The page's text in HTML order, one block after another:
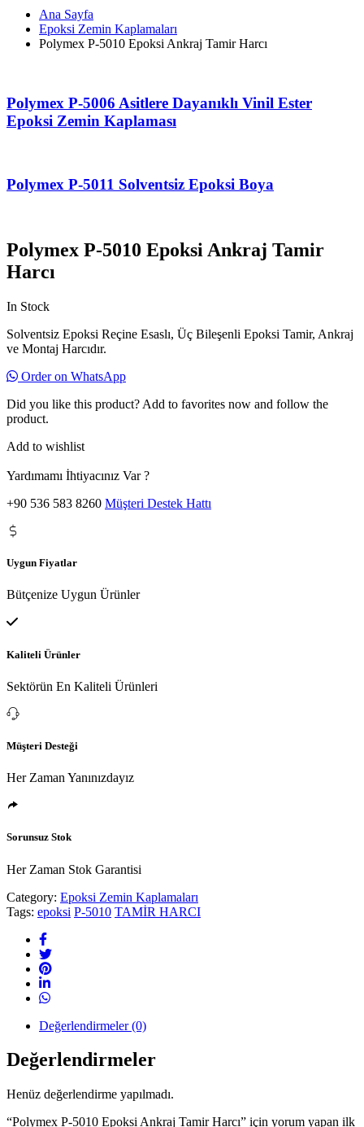
Ana Sayfa
Epoksi Zemin Kaplamaları
Polymex P-5010 Epoksi Ankraj Tamir Harcı
Polymex P-5006 Asitlere Dayanıklı Vinil Ester
Epoksi Zemin Kaplaması
Polymex P-5011 Solventsiz Epoksi Boya
Polymex P-5010 Epoksi Ankraj Tamir
Harcı
In Stock
Solventsiz Epoksi Reçine Esaslı, Üç Bileşenli Epoksi Tamir, Ankraj
ve Montaj Harcıdır.
Order on WhatsApp
Did you like this product? Add to favorites now and follow the
product.
Add to wishlist
Yardımamı İhtiyacınız Var ?
+90 536 583 8260 Müşteri Destek Hattı
Uygun Fiyatlar
Bütçenize Uygun Ürünler
Kaliteli Ürünler
Sektörün En Kaliteli Ürünleri
Müşteri Desteği
Her Zaman Yanınızdayız
Sorunsuz Stok
Her Zaman Stok Garantisi
Category: Epoksi Zemin Kaplamaları
Tags: epoksi P-5010 TAMİR HARCI
Değerlendirmeler (0)
Değerlendirmeler
Henüz değerlendirme yapılmadı.
“Polymex P-5010 Epoksi Ankraj Tamir Harcı” için yorum yapan ilk